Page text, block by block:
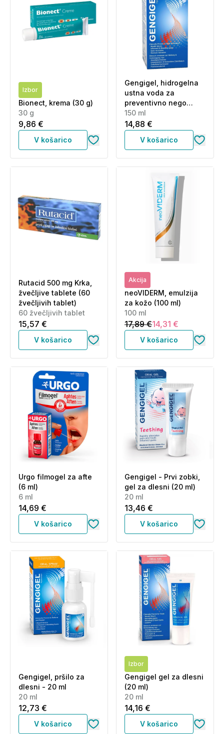
Izbor
Bionect, krema (30 g)
30 g
9,86 €
V košarico
Gengigel, hidrogelna
ustna voda za
preventivno nego
dlesni (150 ml)
150 ml
14,88 €
V košarico
Rutacid 500 mg Krka,
žvečljive tablete (60
žvečljivih tablet)
60 žvečljivih tablet
15,57 €
V košarico
Akcija
neoVIDERM, emulzija
za kožo (100 ml)
100 ml
17,89 €14,31 €
V košarico
Urgo filmogel za afte
(6 ml)
6 ml
14,69 €
V košarico
Gengigel - Prvi zobki,
gel za dlesni (20 ml)
20 ml
13,46 €
V košarico
Gengigel, pršilo za
dlesni - 20 ml
20 ml
12,73 €
V košarico
Izbor
Gengigel gel za dlesni
(20 ml)
20 ml
14,16 €
V košarico